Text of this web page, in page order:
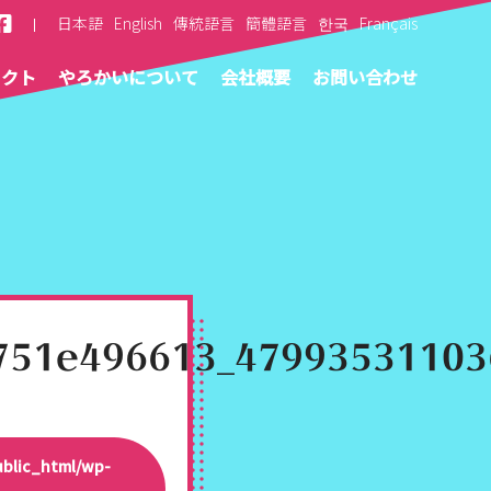
日本語 English 傳統語言 簡體語言 한국 Français
ト やろかいについて 会社概要 お問い合わせ
wp-